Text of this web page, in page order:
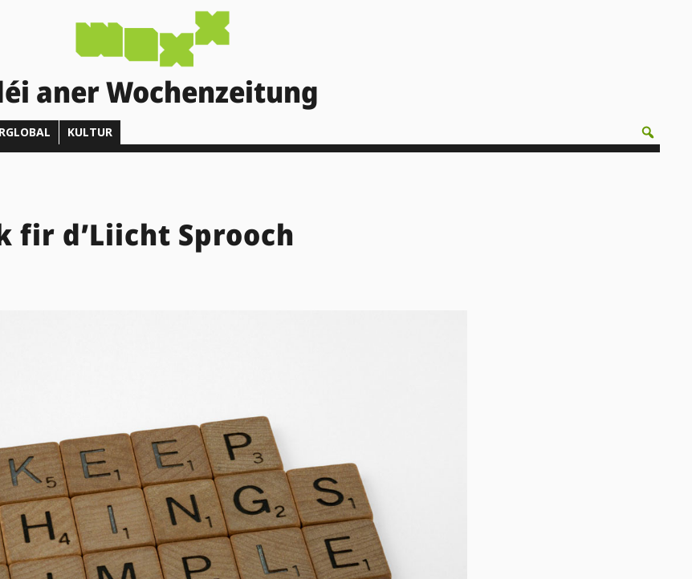
aner Wochenzeitung
KULTUR
fir d’Liicht Sprooch